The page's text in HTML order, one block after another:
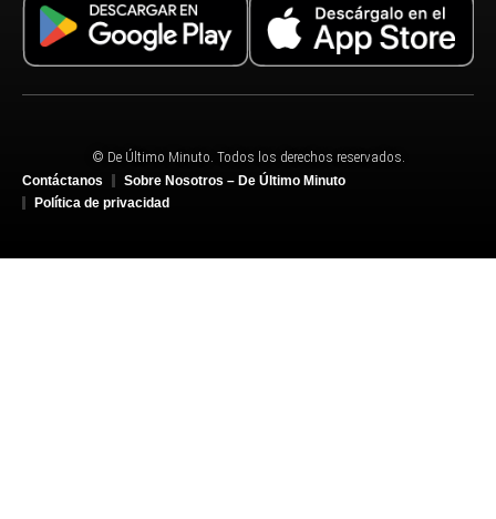
© De Último Minuto. Todos los derechos reservados.
Contáctanos
Sobre Nosotros – De Último Minuto
Política de privacidad